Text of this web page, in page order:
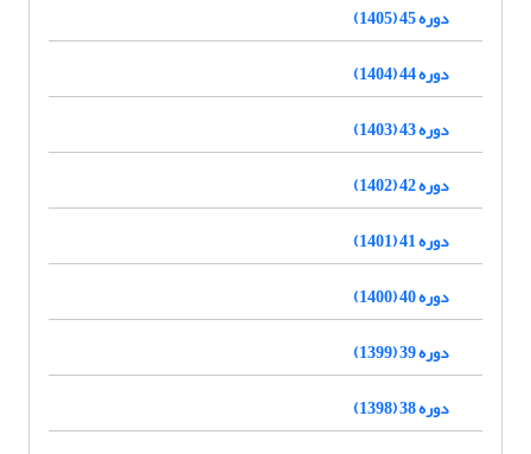
دوره 45 (1405)
دوره 44 (1404)
دوره 43 (1403)
دوره 42 (1402)
دوره 41 (1401)
دوره 40 (1400)
دوره 39 (1399)
دوره 38 (1398)